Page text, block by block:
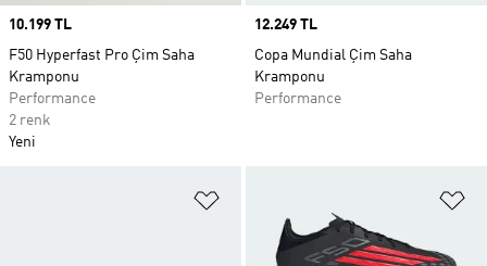
Price
10.199 TL
F50 Hyperfast Pro Çim Saha
Kramponu
Performance
2 renk
Yeni
Price
12.249 TL
Copa Mundial Çim Saha
Kramponu
Performance